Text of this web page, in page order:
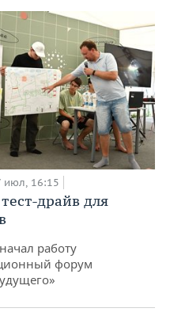
июл, 16:15
драйв для
работу
форум